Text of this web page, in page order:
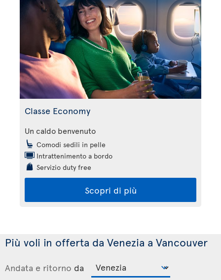
Classe Economy
Un caldo benvenuto
Comodi sedili in pelle
Intrattenimento a bordo
Servizio duty free
Scopri di più
Più voli in offerta da Venezia a Vancouver
Andata e ritorno da